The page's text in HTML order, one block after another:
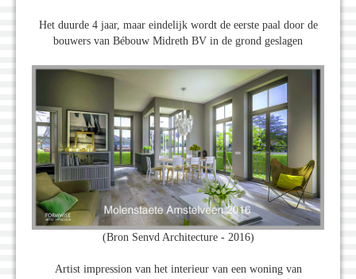
Het duurde 4 jaar, maar eindelijk wordt de eerste paal door de
bouwers van Bébouw Midreth BV in de grond geslagen
(Bron Senvd Architecture - 2016)
Artist impression van het interieur van een woning van